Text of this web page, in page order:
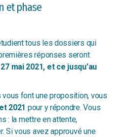
et phase
tous les dossiers qui
réponses seront
mai 2021, et ce jusqu’au
font une proposition, vous
2021 pour y répondre. Vous
: la mettre en attente,
Si vous avez approuvé une